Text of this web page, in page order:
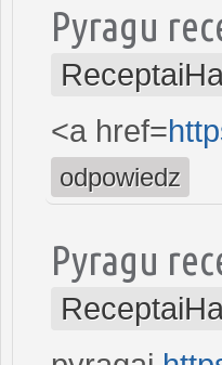
Pyragu
<a href=
odpowiedz
Pyragu